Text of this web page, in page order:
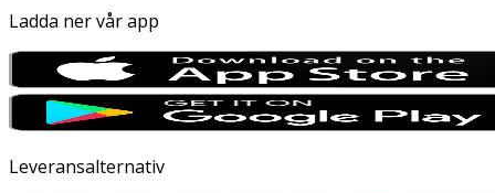
Ladda ner vår app
Leveransalternativ